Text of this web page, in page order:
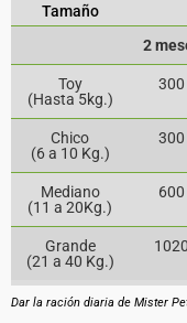
Tamaño
2
Toy
(Hasta 5kg.)
300
Chico
(6 a 10 Kg.)
300
Mediano
(11 a 20Kg.)
600
Grande
(21 a 40 Kg.)
1020
Dar la ración diaria de Mister